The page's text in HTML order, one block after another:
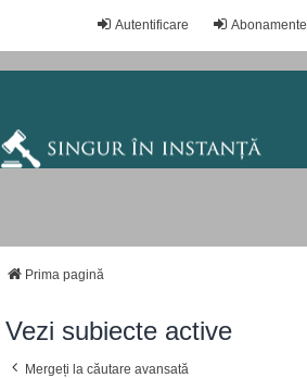
Abonamente
Autentificare
Prima pagină
Vezi subiecte active
Mergeți la căutare avansată